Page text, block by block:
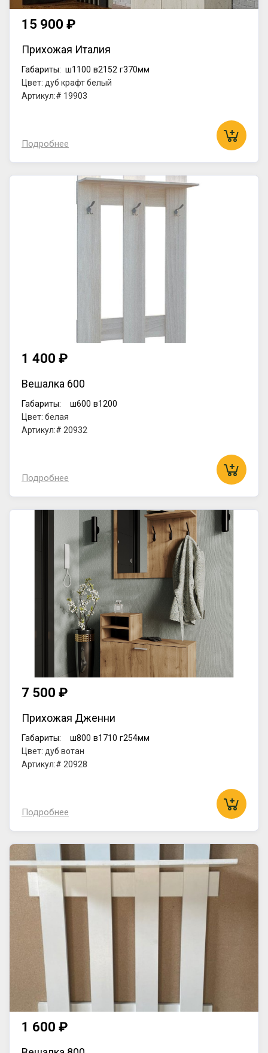
15 900 ₽
Прихожая Италия
Габариты: ш1100 в2152 г370мм
Цвет: дуб крафт белый
Артикул:# 19903
Подробнее
1 400 ₽
Вешалка 600
Габариты: ш600 в1200
Цвет: белая
Артикул:# 20932
Подробнее
7 500 ₽
Прихожая Дженни
Габариты: ш800 в1710 г254мм
Цвет: дуб вотан
Артикул:# 20928
Подробнее
1 600 ₽